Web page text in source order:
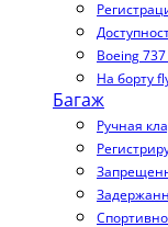
Boeing
На борту
Багаж
Ручная